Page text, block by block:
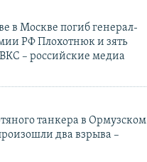
в Москве погиб генерал-
РФ Плохотнюк и зять
– российские медиа
танкера в Ормузском
два взрыва –